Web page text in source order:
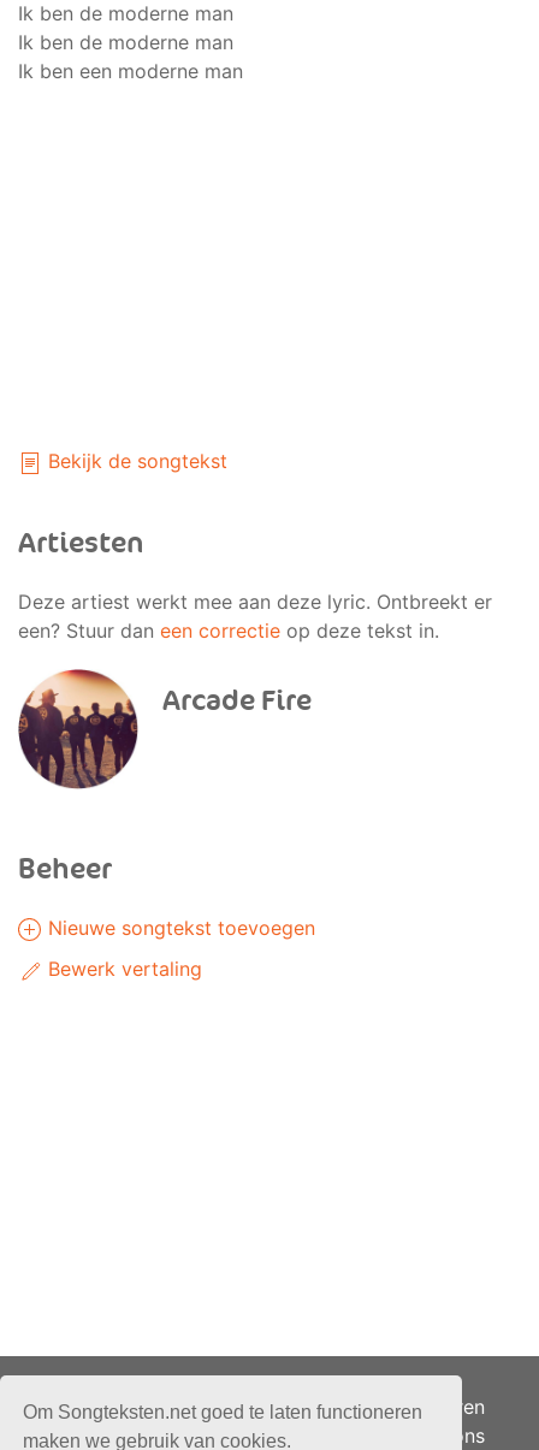
Om Songteksten.net goed te laten functioneren
maken we gebruik van cookies.
Ik ben de moderne man
Ik ben de moderne man
Ik ben een moderne man
Bekijk de songtekst
Artiesten
Deze artiest werkt mee aan deze lyric. Ontbreekt er
een? Stuur dan een correctie op deze tekst in.
Arcade Fire
Beheer
Nieuwe songtekst toevoegen
Bewerk vertaling
Adverteren
Over ons